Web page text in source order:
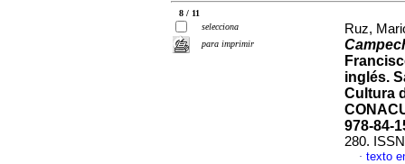
8 / 11
selecciona
para imprimir
Ruz,
inglés.
Cultura
978-84-
280.
· texto